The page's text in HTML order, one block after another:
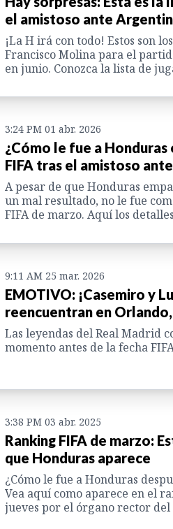
el amistoso ante
¡La H irá con todo! Estos son
Francisco Molina para el
en junio. Conozca la lista de
3:24 PM 01 abr. 2026
¿Cómo le fue a Honduras
FIFA tras el amistoso
A pesar de que Honduras
un mal resultado, no le fue
FIFA de marzo. Aquí los
9:11 AM 25 mar. 2026
EMOTIVO: ¡Casemiro y
reencuentran en
Las leyendas del Real Madrid
momento antes de la fecha
3:38 PM 03 abr. 2025
Ranking FIFA de marzo:
que Honduras aparece
¿Cómo le fue a Honduras
Vea aquí como aparece en el
jueves por el órgano rector